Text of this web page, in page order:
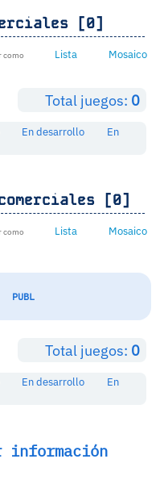
[0]
como Lista Mosaico
Total juegos: 0
En desarrollo
En
[0]
como Lista Mosaico
PUBL
Total juegos: 0
En desarrollo
En